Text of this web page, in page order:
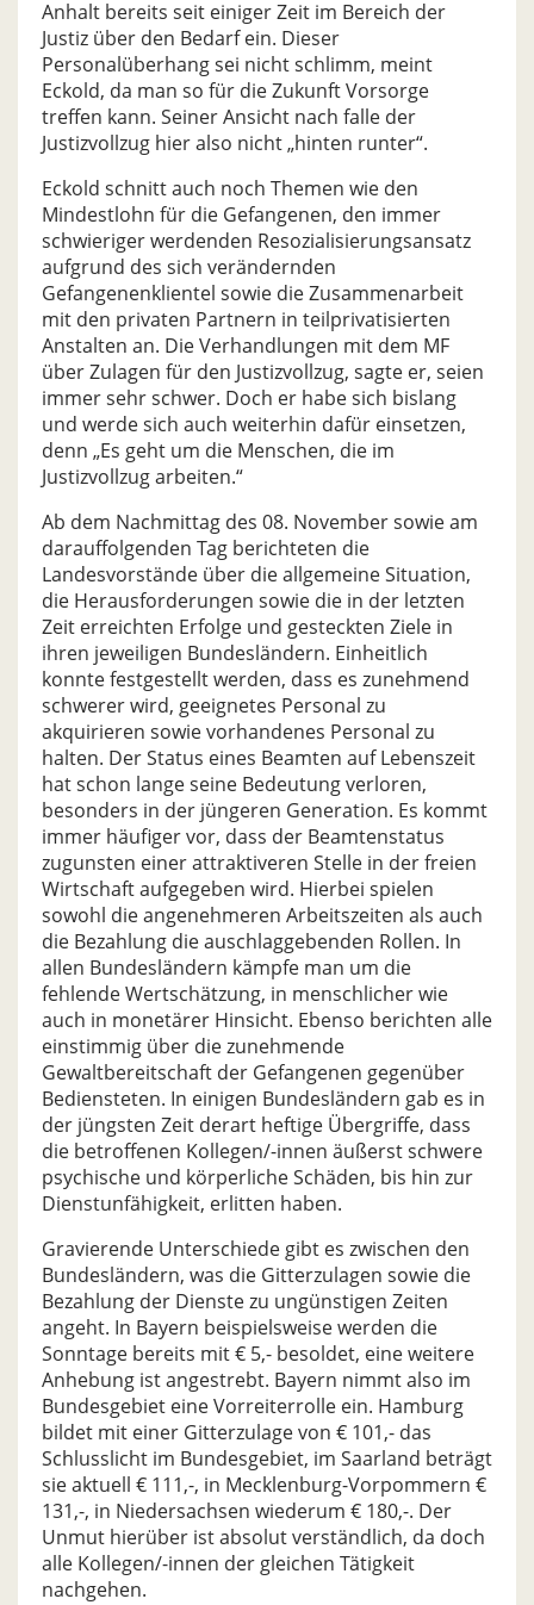
Anhalt bereits seit einiger Zeit im Bereich der
Justiz über den Bedarf ein. Dieser
Personalüberhang sei nicht schlimm, meint
Eckold, da man so für die Zukunft Vorsorge
treffen kann. Seiner Ansicht nach falle der
Justizvollzug hier also nicht „hinten runter“.
Eckold schnitt auch noch Themen wie den
Mindestlohn für die Gefangenen, den immer
schwieriger werdenden Resozialisierungsansatz
aufgrund des sich verändernden
Gefangenenklientel sowie die Zusammenarbeit
mit den privaten Partnern in teilprivatisierten
Anstalten an. Die Verhandlungen mit dem MF
über Zulagen für den Justizvollzug, sagte er, seien
immer sehr schwer. Doch er habe sich bislang
und werde sich auch weiterhin dafür einsetzen,
denn „Es geht um die Menschen, die im
Justizvollzug arbeiten.“
Ab dem Nachmittag des 08. November sowie am
darauffolgenden Tag berichteten die
Landesvorstände über die allgemeine Situation,
die Herausforderungen sowie die in der letzten
Zeit erreichten Erfolge und gesteckten Ziele in
ihren jeweiligen Bundesländern. Einheitlich
konnte festgestellt werden, dass es zunehmend
schwerer wird, geeignetes Personal zu
akquirieren sowie vorhandenes Personal zu
halten. Der Status eines Beamten auf Lebenszeit
hat schon lange seine Bedeutung verloren,
besonders in der jüngeren Generation. Es kommt
immer häufiger vor, dass der Beamtenstatus
zugunsten einer attraktiveren Stelle in der freien
Wirtschaft aufgegeben wird. Hierbei spielen
sowohl die angenehmeren Arbeitszeiten als auch
die Bezahlung die auschlaggebenden Rollen. In
allen Bundesländern kämpfe man um die
fehlende Wertschätzung, in menschlicher wie
auch in monetärer Hinsicht. Ebenso berichten alle
einstimmig über die zunehmende
Gewaltbereitschaft der Gefangenen gegenüber
Bediensteten. In einigen Bundesländern gab es in
der jüngsten Zeit derart heftige Übergriffe, dass
die betroffenen Kollegen/-innen äußerst schwere
psychische und körperliche Schäden, bis hin zur
Dienstunfähigkeit, erlitten haben.
Gravierende Unterschiede gibt es zwischen den
Bundesländern, was die Gitterzulagen sowie die
Bezahlung der Dienste zu ungünstigen Zeiten
angeht. In Bayern beispielsweise werden die
Sonntage bereits mit € 5,- besoldet, eine weitere
Anhebung ist angestrebt. Bayern nimmt also im
Bundesgebiet eine Vorreiterrolle ein. Hamburg
bildet mit einer Gitterzulage von € 101,- das
Schlusslicht im Bundesgebiet, im Saarland beträgt
sie aktuell € 111,-, in Mecklenburg-Vorpommern €
131,-, in Niedersachsen wiederum € 180,-. Der
Unmut hierüber ist absolut verständlich, da doch
alle Kollegen/-innen der gleichen Tätigkeit
nachgehen.